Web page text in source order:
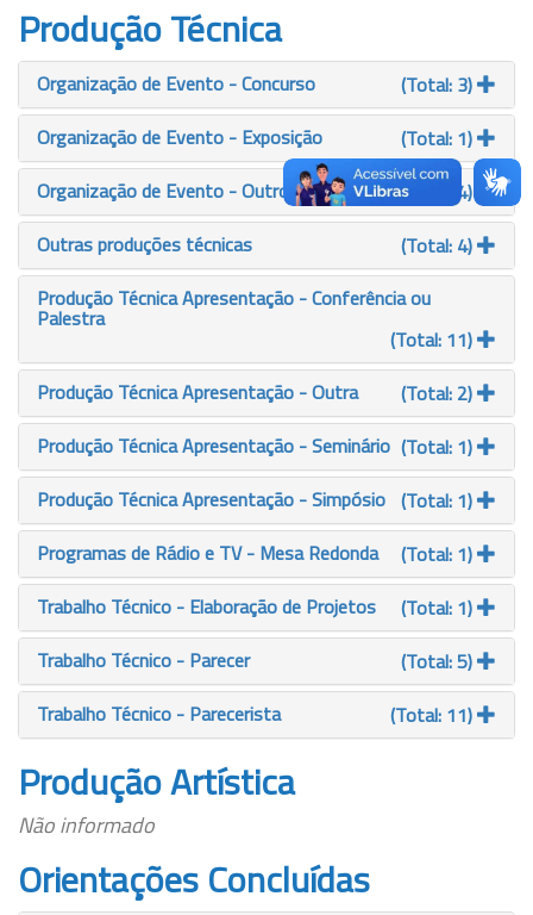
Produção Técnica
Organização de Evento - Concurso
(Total: 3)
Organização de Evento - Exposição
(Total: 1)
Organização de Evento - Outro
(Total: 14)
Outras produções técnicas
(Total: 4)
Produção Técnica Apresentação - Conferência ou
Palestra
(Total: 11)
Produção Técnica Apresentação - Outra
(Total: 2)
Produção Técnica Apresentação - Seminário (Total: 1)
Produção Técnica Apresentação - Simpósio (Total: 1)
Programas de Rádio e TV - Mesa Redonda
(Total: 1)
Trabalho Técnico - Elaboração de Projetos
(Total: 1)
Trabalho Técnico - Parecer
(Total: 5)
Trabalho Técnico - Parecerista
(Total: 11)
Produção Artística
Não informado
Orientações Concluídas